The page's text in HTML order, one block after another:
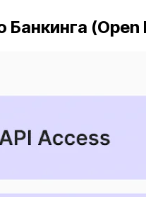
(Open